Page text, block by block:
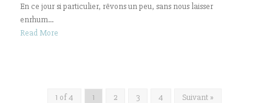
En ce jour si particulier, rêvons un peu, sans nous laisser
enrhum...
Read More
1 of 4 1 2 3 4 Suivant »